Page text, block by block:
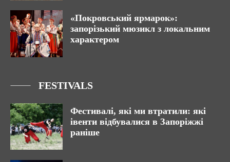
«Покровський ярмарок»:
запорізький мюзикл з локальним
характером
FESTIVALS
Фестивалі, які ми втратили: які
івенти відбувалися в Запоріжжі
раніше